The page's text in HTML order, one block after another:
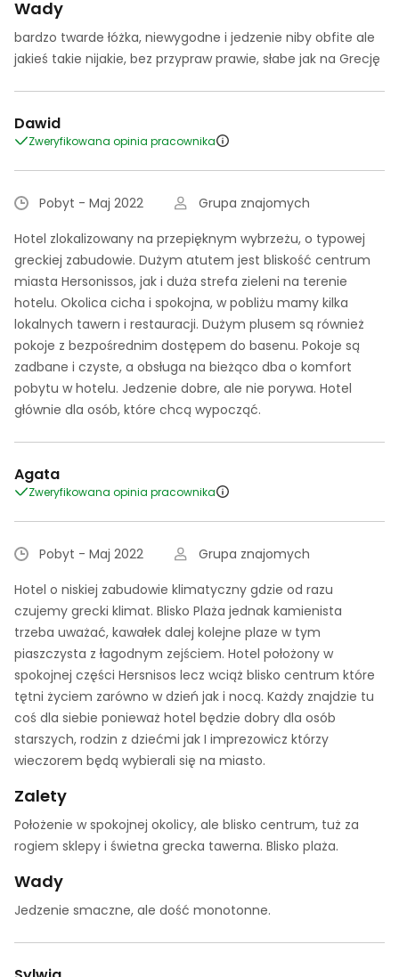
Wady
bardzo twarde łóżka, niewygodne i jedzenie niby obfite ale
jakieś takie nijakie, bez przypraw prawie, słabe jak na Grecję
Dawid
Zweryfikowana opinia pracownika
Pobyt - Maj 2022
Grupa znajomych
Hotel zlokalizowany na przepięknym wybrzeżu, o typowej
greckiej zabudowie. Dużym atutem jest bliskość centrum
miasta Hersonissos, jak i duża strefa zieleni na terenie
hotelu. Okolica cicha i spokojna, w pobliżu mamy kilka
lokalnych tawern i restauracji. Dużym plusem są również
pokoje z bezpośrednim dostępem do basenu. Pokoje są
zadbane i czyste, a obsługa na bieżąco dba o komfort
pobytu w hotelu. Jedzenie dobre, ale nie porywa. Hotel
głównie dla osób, które chcą wypocząć.
Agata
Zweryfikowana opinia pracownika
Pobyt - Maj 2022
Grupa znajomych
Hotel o niskiej zabudowie klimatyczny gdzie od razu
czujemy grecki klimat. Blisko Plaża jednak kamienista
trzeba uważać, kawałek dalej kolejne plaze w tym
piaszczysta z łagodnym zejściem. Hotel położony w
spokojnej części Hersnisos lecz wciąż blisko centrum które
tętni życiem zarówno w dzień jak i nocą. Każdy znajdzie tu
coś dla siebie ponieważ hotel będzie dobry dla osób
starszych, rodzin z dziećmi jak I imprezowicz którzy
wieczorem będą wybierali się na miasto.
Zalety
Położenie w spokojnej okolicy, ale blisko centrum, tuż za
rogiem sklepy i świetna grecka tawerna. Blisko plaża.
Wady
Jedzenie smaczne, ale dość monotonne.